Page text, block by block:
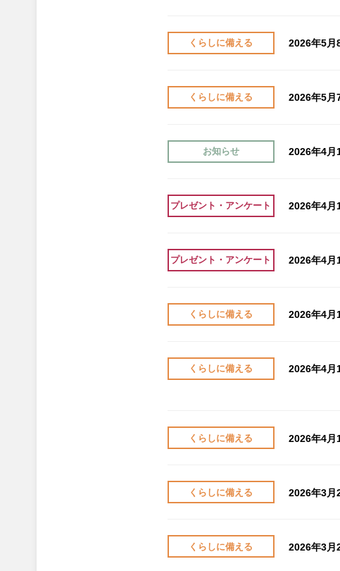
くらしに備える 2026年5月
くらしに備える 2026年5月
お知らせ 2026年4月
プレゼント・アンケート 2026年4月
プレゼント・アンケート 2026年4月
くらしに備える 2026年4月
くらしに備える 2026年4月
くらしに備える 2026年4月
くらしに備える 2026年3月
くらしに備える 2026年3月